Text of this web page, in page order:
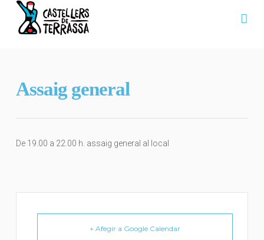
Assaig general
De 19.00 a 22.00 h. assaig general al local
+ Afegir a Google Calendar